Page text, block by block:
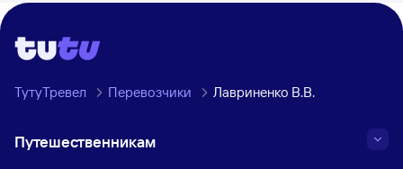
ТутуТревел Перевозчики Лавриненко В.В.
Путешественникам